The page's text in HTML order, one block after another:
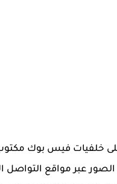
خلفيات فيس بوك
عبر مواقع التواصل